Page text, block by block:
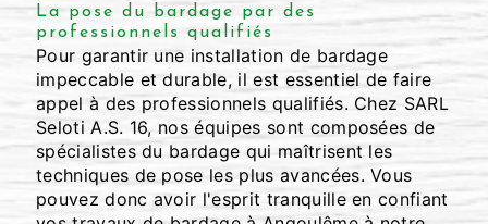
La pose du bardage par des
professionnels qualifiés
Pour garantir une installation de bardage
impeccable et durable, il est essentiel de faire
appel à des professionnels qualifiés. Chez SARL
Seloti A.S. 16, nos équipes sont composées de
spécialistes du bardage qui maîtrisent les
techniques de pose les plus avancées. Vous
pouvez donc avoir l'esprit tranquille en confiant